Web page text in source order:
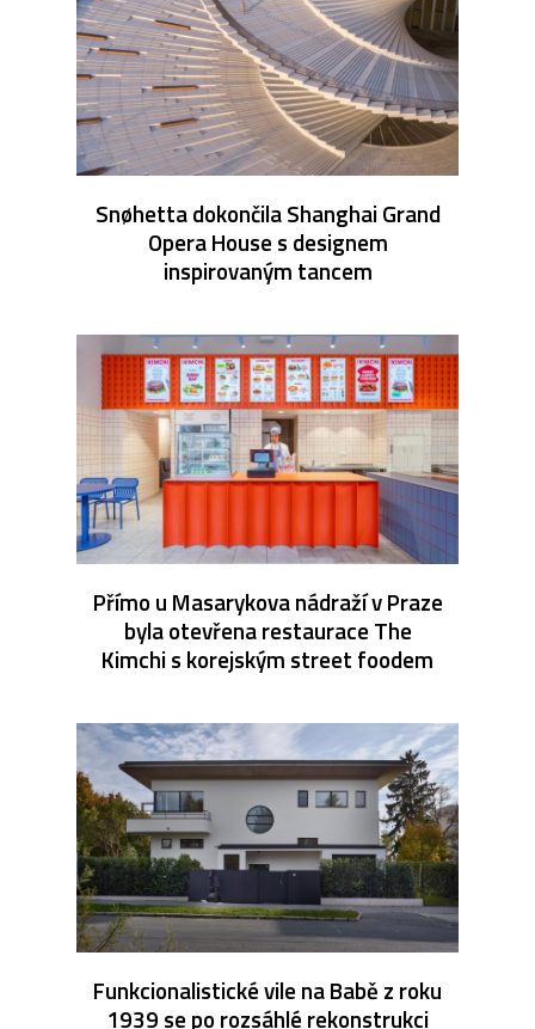
Snøhetta dokončila Shanghai Grand
Opera House s designem
inspirovaným tancem
Přímo u Masarykova nádraží v Praze
byla otevřena restaurace The
Kimchi s korejským street foodem
Funkcionalistické vile na Babě z roku
1939 se po rozsáhlé rekonstrukci